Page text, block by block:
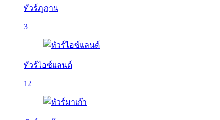
ทัวร์ภูฏาน
3
ทัวร์ไอซ์แลนด์
12